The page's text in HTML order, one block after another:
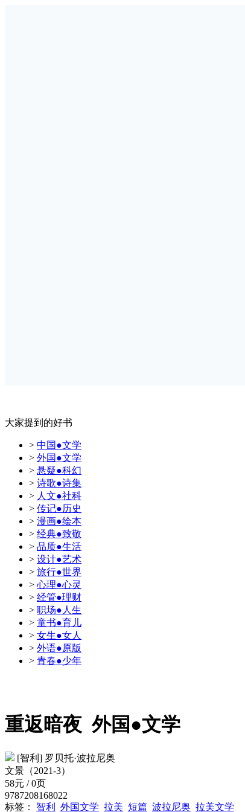
大家提到的好书
> 中国●文学
> 外国●文学
> 悬疑●科幻
> 诗歌●诗集
> 人文●社科
> 传记●历史
> 漫画●绘本
> 经典●致敬
> 品质●生活
> 设计●艺术
> 旅行●世界
> 心理●心灵
> 经管●理财
> 职场●人生
> 童书●育儿
> 女生●女人
> 外语●原版
> 青春●少年
重返暗夜外国●文学
[智利] 罗贝托·波拉尼奥
文景（2021-3）
58元 / 0页
9787208168022
标签： 智利 外国文学 拉美 短篇 波拉尼奥 拉美文学